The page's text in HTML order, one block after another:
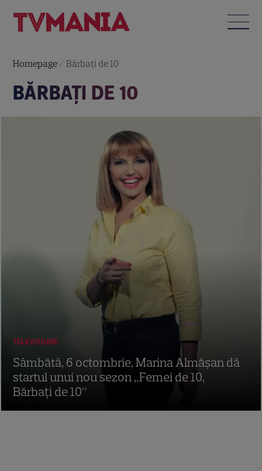
Homepage /Bărbaţi de 10
BĂRBAŢI DE 10
TELEVIZIUNE
Sâmbătă, 6 octombrie, Marina Almășan dă
startul unui nou sezon „Femei de 10,
Bărbaţi de 10”